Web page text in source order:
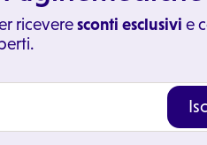
riceveresconti esclusivi e